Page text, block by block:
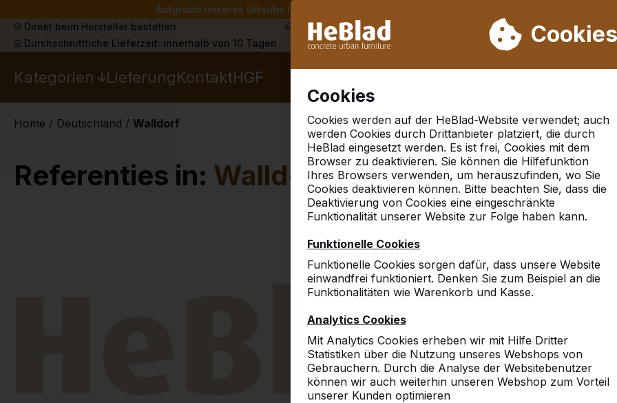
Aufgrund unseres Urlaubs liefern wir von Woche 31 bis Woche 33 nicht. Bitte
Cookies
Cookies
Cookies werden auf der HeBlad-Website verwendet; auch
werden Cookies durch Drittanbieter platziert, die durch
HeBlad eingesetzt werden. Es ist frei, Cookies mit dem
Browser zu deaktivieren. Sie können die Hilfefunktion
Ihres Browsers verwenden, um herauszufinden, wo Sie
Cookies deaktivieren können. Bitte beachten Sie, dass die
Deaktivierung von Cookies eine eingeschränkte
Funktionalität unserer Website zur Folge haben kann.
Funktionelle Cookies
Funktionelle Cookies sorgen dafür, dass unsere Website
einwandfrei funktioniert. Denken Sie zum Beispiel an die
Funktionalitäten wie Warenkorb und Kasse.
Analytics Cookies
Mit Analytics Cookies erheben wir mit Hilfe Dritter
Statistiken über die Nutzung unseres Webshops von
Gebrauchern. Durch die Analyse der Websitebenutzer
können wir auch weiterhin unseren Webshop zum Vorteil
unserer Kunden optimieren
Direkt beim Hersteller bestellen
Schon mehr als 30.000 Produkten verkauft
Durchschnittliche Lieferzeit: innerhalb von 10 Tagen
Kategorien LieferungKontaktHGF
Home / Deutschland / Walldorf
Referenties in: Walldorf